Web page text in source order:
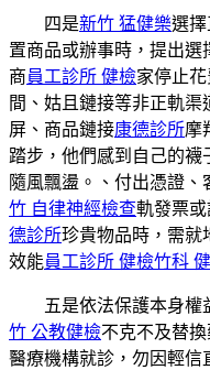
四是新竹 猛健樂選
置商品或辦事時，提出選
商員工診所 健檢家停止
間、姑且鏈接等非正軌
屏、商品鏈接康德診所摩
踏步，他們感到自己的襪
隨風飄盪。、付出憑證
竹 自律神經檢查軌發票或
德診所珍貴物品時，需就
效能員工診所 健檢竹科
五是依法保護本身權
竹 公教健檢不克不及替
醫療機構就診，勿因輕信